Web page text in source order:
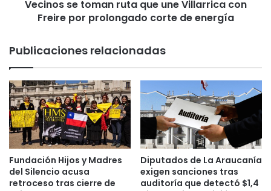
d
i
a
a
u
m
e
n
v
n
r
u
t
a
q
u
e
u
n
e
Vecinos se toman ruta que une Villarrica con
Freire por prolongado corte de energía
Publicaciones relacionadas
Fundación Hijos y Madres
del Silencio acusa
retroceso tras cierre de
Diputados de La Araucanía
exigen sanciones tras
auditoría que detectó $1,4